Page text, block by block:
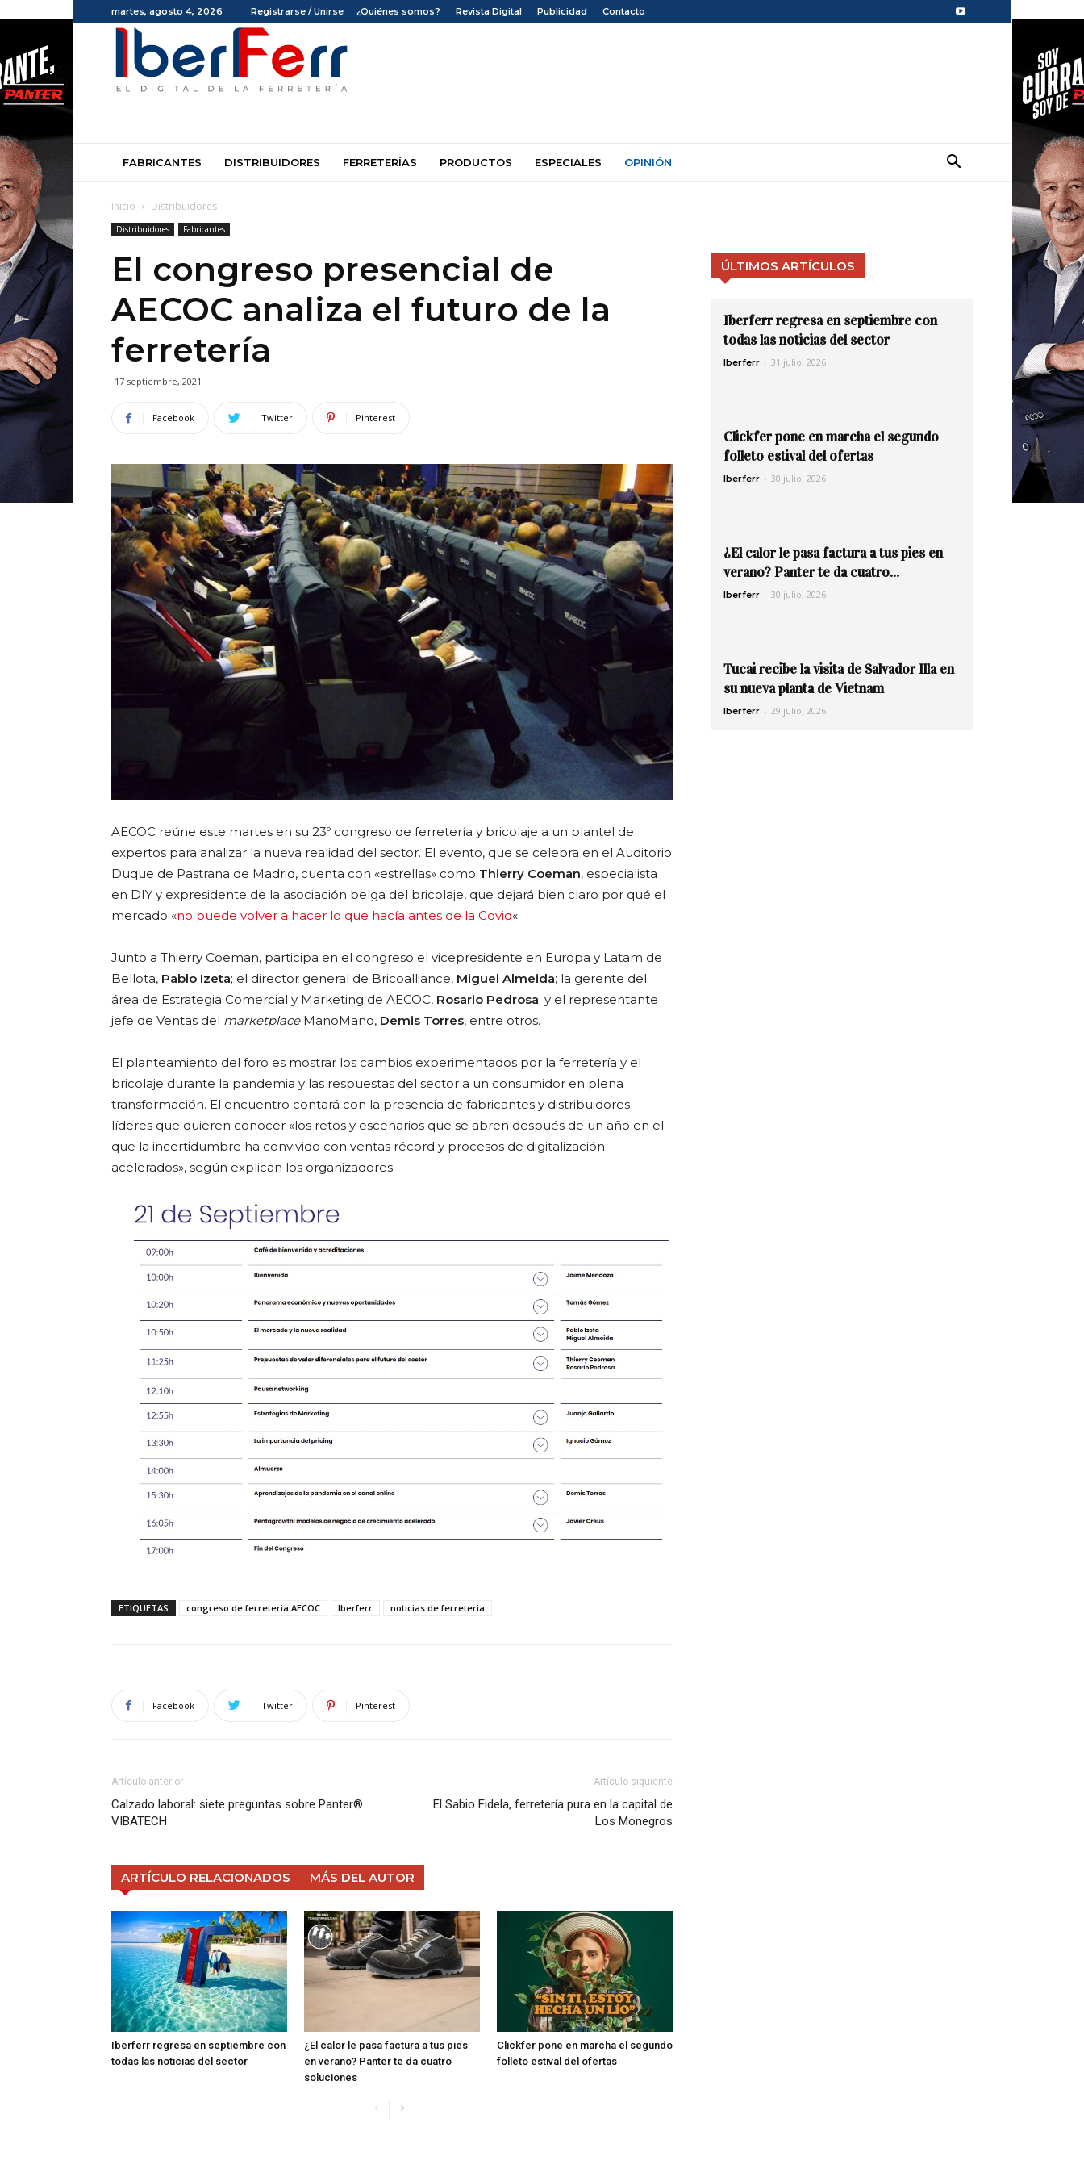
martes, agosto 4, 2026 Registrarse / Unirse ¿Quiénes somos? Revista Digital Publicidad Contacto
Iberferr
FABRICANTES DISTRIBUIDORES FERRETERÍAS PRODUCTOS ESPECIALES OPINIÓN
Inicio Distribuidores
Distribuidores Fabricantes
El congreso presencial de
AECOC analiza el futuro de la
ferretería
17 septiembre, 2021
Facebook Twitter Pinterest
AECOC reúne este martes en su 23º congreso de ferretería y bricolaje a un plantel de
expertos para analizar la nueva realidad del sector. El evento, que se celebra en el Auditorio
Duque de Pastrana de Madrid, cuenta con «estrellas» como Thierry Coeman, especialista
en DIY y expresidente de la asociación belga del bricolaje, que dejará bien claro por qué el
mercado «no puede volver a hacer lo que hacía antes de la Covid«.
Junto a Thierry Coeman, participa en el congreso el vicepresidente en Europa y Latam de
Bellota, Pablo Izeta; el director general de Bricoalliance, Miguel Almeida; la gerente del
área de Estrategia Comercial y Marketing de AECOC, Rosario Pedrosa; y el representante
jefe de Ventas del marketplaceManoMano, Demis Torres, entre otros.
El planteamiento del foro es mostrar los cambios experimentados por la ferretería y el
bricolaje durante la pandemia y las respuestas del sector a un consumidor en plena
transformación. El encuentro contará con la presencia de fabricantes y distribuidores
líderes que quieren conocer «los retos y escenarios que se abren después de un año en el
que la incertidumbre ha convivido con ventas récord y procesos de digitalización
acelerados», según explican los organizadores.
ETIQUETAS congreso de ferreteria AECOC Iberferr noticias de ferreteria
Facebook Twitter Pinterest
Artículo anterior
Calzado laboral: siete preguntas sobre Panter®
VIBATECH
Artículo siguiente
El Sabio Fidela, ferretería pura en la capital de
Los Monegros
ARTÍCULO RELACIONADOS MÁS DEL AUTOR
Iberferr regresa en septiembre con
todas las noticias del sector
¿El calor le pasa factura a tus pies
en verano? Panter te da cuatro
soluciones
Clickfer pone en marcha el segundo
folleto estival del ofertas
ÚLTIMOS ARTÍCULOS
Iberferr regresa en septiembre con
todas las noticias del sector
Iberferr - 31 julio, 2026
Clickfer pone en marcha el segundo
folleto estival del ofertas
Iberferr - 30 julio, 2026
¿El calor le pasa factura a tus pies en
verano? Panter te da cuatro...
Iberferr - 30 julio, 2026
Tucai recibe la visita de Salvador Illa en
su nueva planta de Vietnam
Iberferr - 29 julio, 2026